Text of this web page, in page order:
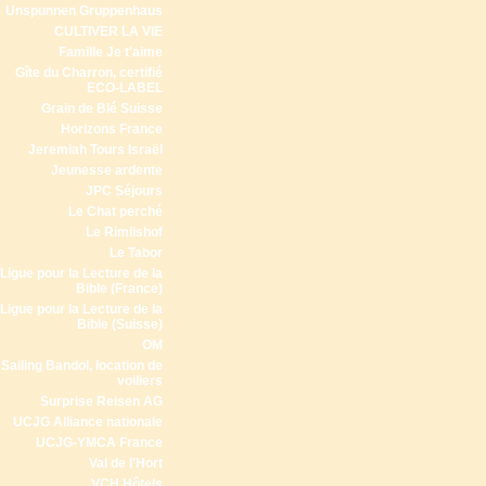
Unspunnen Gruppenhaus
CULTIVER LA VIE
Famille Je t'aime
Gîte du Charron, certifié
ECO-LABEL
Grain de Blé Suisse
Horizons France
Jeremiah Tours Israël
Jeunesse ardente
JPC Séjours
Le Chat perché
Le Rimlishof
Le Tabor
Ligue pour la Lecture de la
Bible (France)
Ligue pour la Lecture de la
Bible (Suisse)
OM
Sailing Bandol, location de
voiliers
Surprise Reisen AG
UCJG Alliance nationale
UCJG-YMCA France
Val de l'Hort